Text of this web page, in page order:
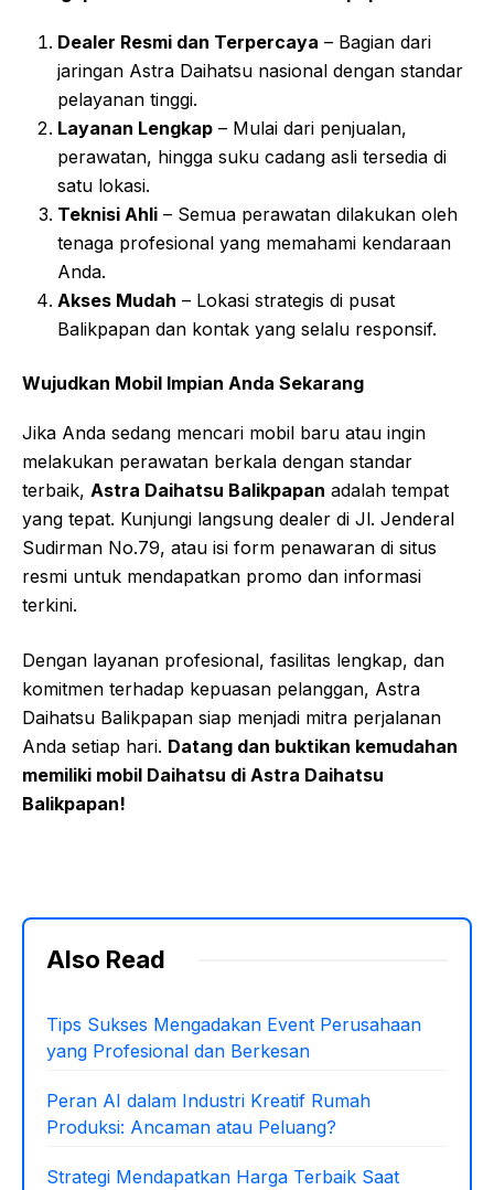
Dealer Resmi dan Terpercaya – Bagian dari
jaringan Astra Daihatsu nasional dengan standar
pelayanan tinggi.
Layanan Lengkap – Mulai dari penjualan,
perawatan, hingga suku cadang asli tersedia di
satu lokasi.
Teknisi Ahli – Semua perawatan dilakukan oleh
tenaga profesional yang memahami kendaraan
Anda.
Akses Mudah – Lokasi strategis di pusat
Balikpapan dan kontak yang selalu responsif.
Wujudkan Mobil Impian Anda Sekarang
Jika Anda sedang mencari mobil baru atau ingin
melakukan perawatan berkala dengan standar
terbaik, Astra Daihatsu Balikpapan adalah tempat
yang tepat. Kunjungi langsung dealer di Jl. Jenderal
Sudirman No.79, atau isi form penawaran di situs
resmi untuk mendapatkan promo dan informasi
terkini.
Dengan layanan profesional, fasilitas lengkap, dan
komitmen terhadap kepuasan pelanggan, Astra
Daihatsu Balikpapan siap menjadi mitra perjalanan
Anda setiap hari. Datang dan buktikan kemudahan
memiliki mobil Daihatsu di Astra Daihatsu
Balikpapan!
Also Read
Tips Sukses Mengadakan Event Perusahaan
yang Profesional dan Berkesan
Peran AI dalam Industri Kreatif Rumah
Produksi: Ancaman atau Peluang?
Strategi Mendapatkan Harga Terbaik Saat